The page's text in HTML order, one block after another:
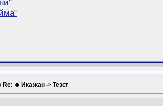
Re: 🔥 Иказкан -> Тезот